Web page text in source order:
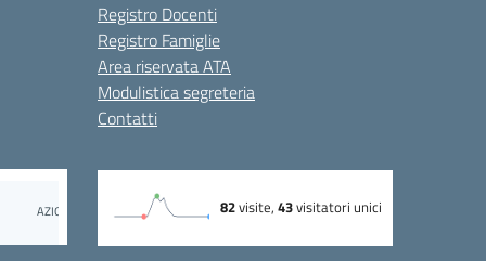
Registro Docenti
Registro Famiglie
Area riservata ATA
Modulistica segreteria
Contatti